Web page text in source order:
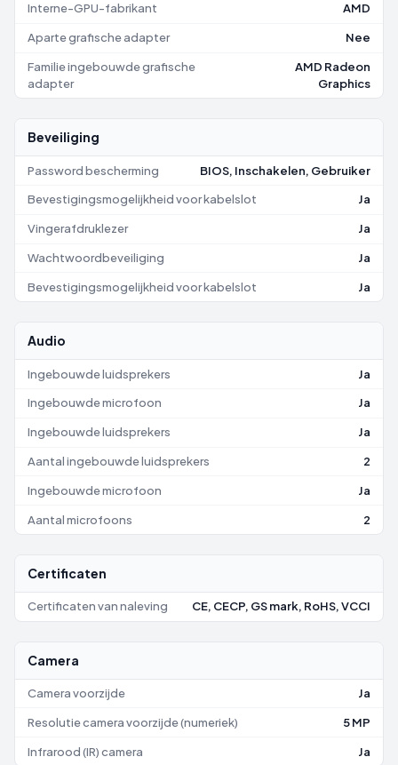
Interne-GPU-fabrikant AMD
Aparte grafische adapter Nee
Familie ingebouwde grafische
adapter
AMD Radeon
Graphics
Beveiliging
Password bescherming BIOS, Inschakelen, Gebruiker
Bevestigingsmogelijkheid voor kabelslot Ja
Vingerafdruklezer Ja
Wachtwoordbeveiliging Ja
Bevestigingsmogelijkheid voor kabelslot Ja
Audio
Ingebouwde luidsprekers Ja
Ingebouwde microfoon Ja
Ingebouwde luidsprekers Ja
Aantal ingebouwde luidsprekers 2
Ingebouwde microfoon Ja
Aantal microfoons 2
Certificaten
Certificaten van naleving CE, CECP, GS mark, RoHS, VCCI
Camera
Camera voorzijde Ja
Resolutie camera voorzijde (numeriek) 5 MP
Infrarood (IR) camera Ja